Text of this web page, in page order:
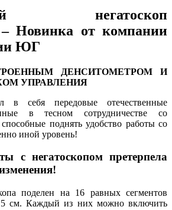
негатоскоп
Новинка от компании
ЮГ
ДЕНСИТОМЕТРОМ И
УПРАВЛЕНИЯ
в себя передовые отечественные
в тесном сотрудничестве со
поднять удобство работы со
иной уровень!
с негатоскопом претерпела
поделен на 16 равных сегментов
см. Каждый из них можно включить